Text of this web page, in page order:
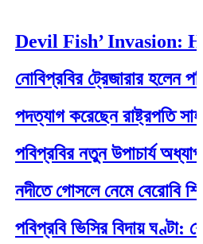
Devil Fish’ Invasion:
নোবিপ্রবির ট্রেজারার হলেন
পদত্যাগ করেছেন রাষ্ট্রপতি
পবিপ্রবির নতুন উপাচার্য
নদীতে গোসলে নেমে বেরোবি
পবিপ্রবি ভিসির বিদায় ঘণ্টা: